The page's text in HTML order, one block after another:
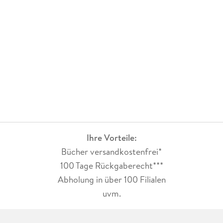
Ihre Vorteile:
Bücher versandkostenfrei*
100 Tage Rückgaberecht***
Abholung in über 100 Filialen
uvm.